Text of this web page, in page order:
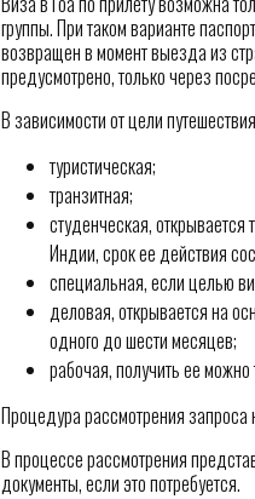
группы. При таком варианте
возвращен в момент выезда из
предусмотрено, только через
В зависимости от цели
туристическая;
транзитная;
студенческая,
Индии, срок ее действия
специальная, если целью
деловая, открывается на
одного до шести месяцев;
рабочая, получить ее
Процедура рассмотрения
В процессе рассмотрения
документы, если это потребуется.